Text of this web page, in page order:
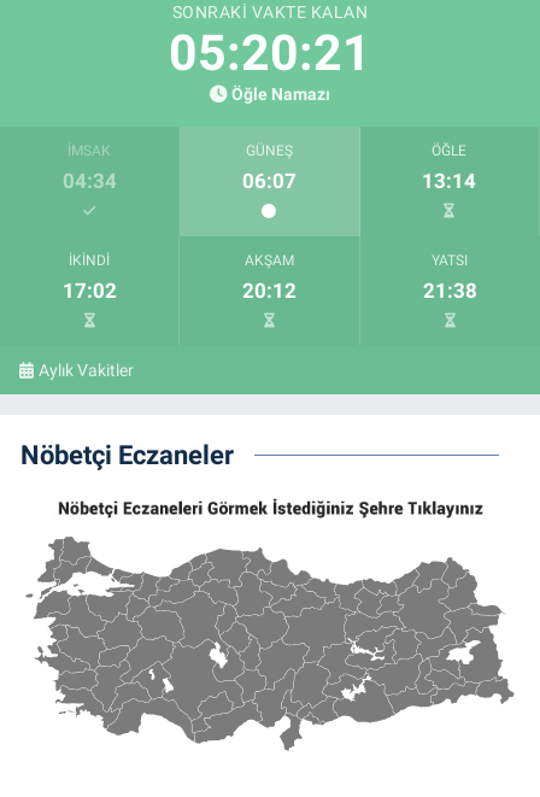
SONRAKI VAKTE KALAN
05:20:20
Öğle Namazı
İMSAK
04:34
GÜNEŞ
06:07
ÖĞLE
13:14
İKINDI
17:02
AKŞAM
20:12
YATSI
21:38
Aylık Vakitler
Nöbetçi Eczaneler